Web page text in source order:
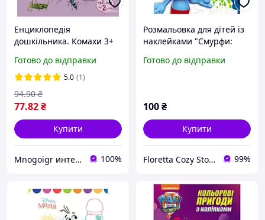
Енциклопедія
дошкільника. Комахи 3+
Готово до відправки
5.0 (1)
77.82₴
94.90 ₴
Купити
Mnogoigr интернет-магазин 100%
Розмальовка для дітей із
наклейками "Смурфи:
Готово до відправки
100₴
Купити
Floretta Cozy Store 99%